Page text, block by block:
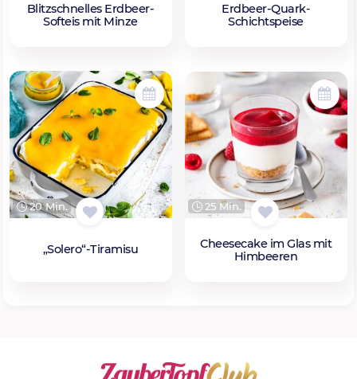
Blitzschnelles Erdbeer-
Softeis mit Minze
Erdbeer-Quark-
Schichtspeise
20 Min.
„Solero“-Tiramisu
25 Min.
Cheesecake im Glas mit
Himbeeren